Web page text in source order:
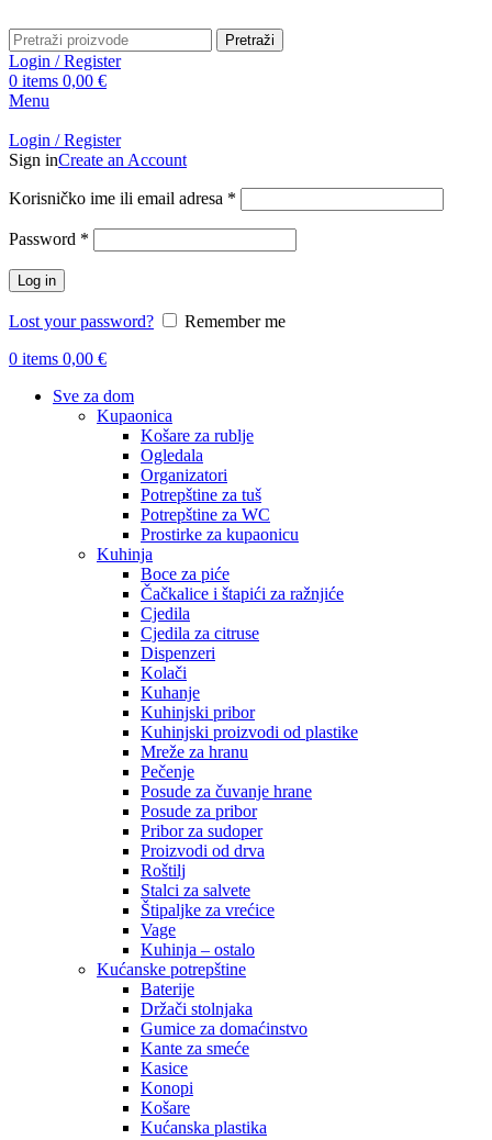
Pretraži
Login / Register
0 items 0,00 €
Menu
Login / Register
Sign inCreate an Account
Korisničko ime ili email adresa *
Password *
Log in
Lost your password?
Remember me
0 items 0,00 €
Sve za dom
Kupaonica
Košare za rublje
Ogledala
Organizatori
Potrepštine za tuš
Potrepštine za WC
Prostirke za kupaonicu
Kuhinja
Boce za piće
Čačkalice i štapići za ražnjiće
Cjedila
Cjedila za citruse
Dispenzeri
Kolači
Kuhanje
Kuhinjski pribor
Kuhinjski proizvodi od plastike
Mreže za hranu
Pečenje
Posude za čuvanje hrane
Posude za pribor
Pribor za sudoper
Proizvodi od drva
Roštilj
Stalci za salvete
Štipaljke za vrećice
Vage
Kuhinja – ostalo
Kućanske potrepštine
Baterije
Držači stolnjaka
Gumice za domaćinstvo
Kante za smeće
Kasice
Konopi
Košare
Kućanska plastika